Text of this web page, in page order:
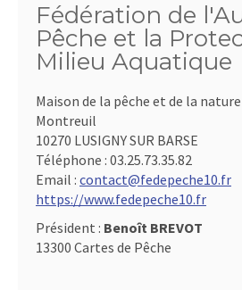
Fédération de
Pêche et la
Milieu Aquatique
Maison de la pêche et de la
Montreuil
10270 LUSIGNY SUR BARSE
Téléphone : 03.25.73.35.82
Email : contact@fedepeche10.fr
https://www.fedepeche10.fr
Président : Benoît BREVOT
13300 Cartes de Pêche